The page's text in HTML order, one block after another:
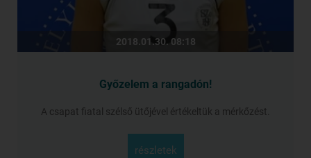
2018.01.30. 08:18
Győzelem a rangadón!
A csapat fiatal szélső ütőjével értékeltük a mérkőzést.
részletek